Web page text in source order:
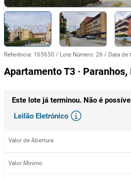
Referência: 165650 / Lote Número: 26 / Data de
Apartamento T3 · Paranhos,
Este lote já terminou. Não é
Leilão Eletrónico
Valor de Abertura
Valor Mínimo